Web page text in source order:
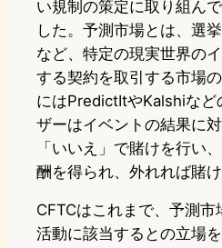
い規制の策定に取り組ん
した。予測市場とは、選
など、特定の現実世界の
する契約を取引する市場
にはPredictItやKalshiなど
ザーはイベントの結果に
「いいえ」で賭けを行い
酬を得られ、外れれば賭け
CFTCはこれまで、予測
活動に該当するとの立場